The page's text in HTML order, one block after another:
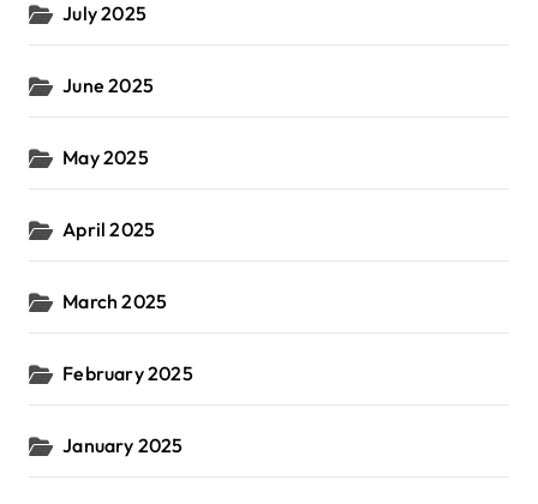
July 2025
June 2025
May 2025
April 2025
March 2025
February 2025
January 2025